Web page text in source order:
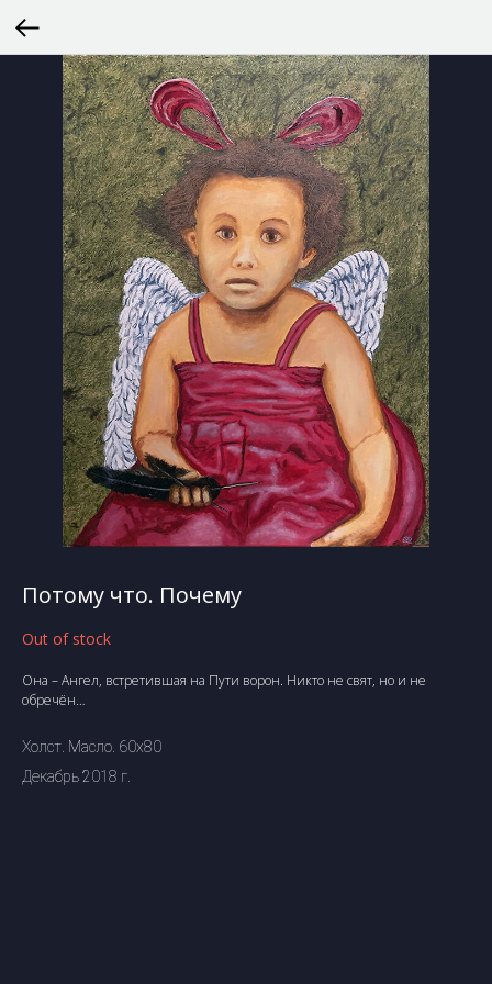
Потому что. Почему
Out of stock
Она – Ангел, встретившая на Пути ворон. Никто не свят, но и не
обречён…
Холст. Масло. 60х80
Декабрь 2018 г.